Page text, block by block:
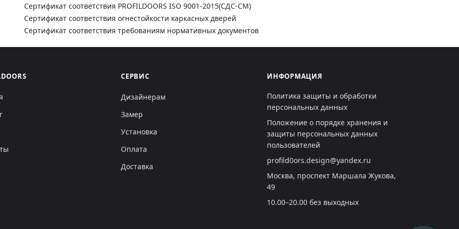
Сертификат соответствия PROFILDOORS ISO 9001-2015(СДС-СМ)
Сертификат соответствия огнестойкости каркасных дверей
Сертификат соответствия требованиям нормативных документов
СЕРВИС
Дизайнерам
Замер
Установка
Оплата
Доставка
ИНФОРМАЦИЯ
Политика защиты и обработки
персональных данных
Положение о порядке хранения и
защиты персональных данных
пользователей
profild0ors.design@yandex.ru
Москва, проспект Маршала Жукова,
49
10.00–20.00 без выходных